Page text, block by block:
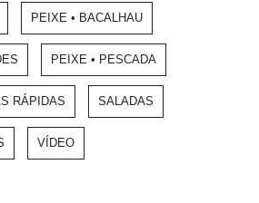
PEIXE • BACALHAU
PEIXE • PESCADA
RÁPIDAS SALADAS
VÍDEO